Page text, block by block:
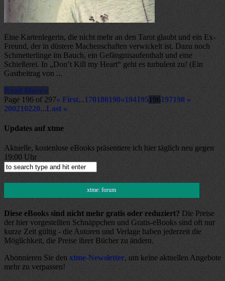
Eine Kartenlegerin, die nicht mehr an den Tarot glaubt und ein Ex-
Freund, der in düstere Machenschaften verwickelt ist. Dazu noch
Schmetterlinge im Bauch, ein Gefängnisaufenthalt und eine
Schießerei. In „Don’t Kill my Heart“ geht es turbulent zu! (Ein
Gastbeitrag von ...
Read More »
Page 196 of 297« First...170180190«194195196197198 »
200210220...Last »
Updates auf xtme
Aktuelle, kostenlose eBooks präsentiere ich hier täglich neu gegen
19:00 Uhr
xtme: forum
Diese eBooks sind nicht mehr gratis oder reduziert? Die Preise
der hier vorgestellten Schnäppchen und Gratis-eBooks sind oft nur
kurze Zeit gültig - die Autoren und Verlage haben jederzeit die
Möglichkeit, die Preise ihrer Bücher zu ändern.
Abonnieren Sie denxtme-Newsletter, um keine aktuellen Angebote
mehr zu verpassen!